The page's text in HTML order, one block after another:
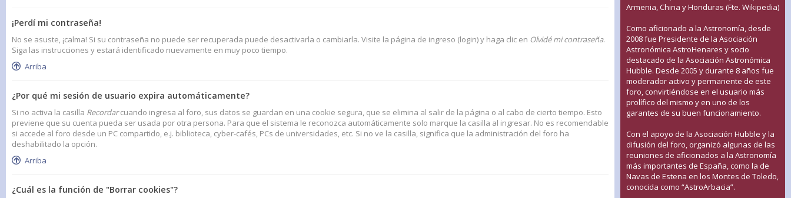
¡Perdí mi contraseña!
No se asuste, ¡calma! Si su contraseña no puede ser recuperada puede desactivarla o cambiarla. Visite la página de ingreso (login) y haga clic en Olvidé mi contraseña.
Siga las instrucciones y estará identificado nuevamente en muy poco tiempo.
Arriba
¿Por qué mi sesión de usuario expira automáticamente?
Si no activa la casilla Recordarcuando ingresa al foro, sus datos se guardan en una cookie segura, que se elimina al salir de la página o al cabo de cierto tiempo. Esto
previene que su cuenta pueda ser usada por otra persona. Para que el sistema le reconozca automáticamente solo marque la casilla al ingresar. No es recomendable
si accede al foro desde un PC compartido, e.j. biblioteca, cyber-cafés, PCs de universidades, etc. Si no ve la casilla, significa que la administración del foro ha
deshabilitado la opción.
Arriba
¿Cuál es la función de "Borrar cookies"?
Armenia, China y Honduras (Fte. Wikipedia)
Como aficionado a la Astronomía, desde
2008 fue Presidente de la Asociación
Astronómica AstroHenares y socio
destacado de la Asociación Astronómica
Hubble. Desde 2005 y durante 8 años fue
moderador activo y permanente de este
foro, convirtiéndose en el usuario más
prolífico del mismo y en uno de los
garantes de su buen funcionamiento.
Con el apoyo de la Asociación Hubble y la
difusión del foro, organizó algunas de las
reuniones de aficionados a la Astronomía
más importantes de España, como la de
Navas de Estena en los Montes de Toledo,
conocida como “AstroArbacia”.